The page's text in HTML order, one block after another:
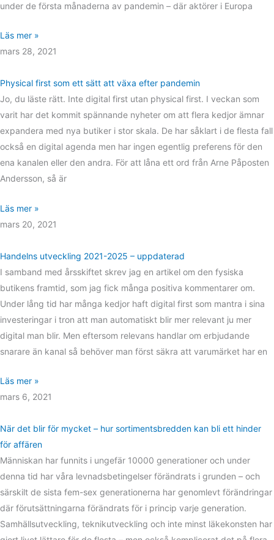
under de första månaderna av pandemin – där aktörer i Europa
Läs mer »
mars 28, 2021
Physical first som ett sätt att växa efter pandemin
Jo, du läste rätt. Inte digital first utan physical first. I veckan som
varit har det kommit spännande nyheter om att flera kedjor ämnar
expandera med nya butiker i stor skala. De har såklart i de flesta fall
också en digital agenda men har ingen egentlig preferens för den
ena kanalen eller den andra. För att låna ett ord från Arne Påposten
Andersson, så är
Läs mer »
mars 20, 2021
Handelns utveckling 2021-2025 – uppdaterad
I samband med årsskiftet skrev jag en artikel om den fysiska
butikens framtid, som jag fick många positiva kommentarer om.
Under lång tid har många kedjor haft digital first som mantra i sina
investeringar i tron att man automatiskt blir mer relevant ju mer
digital man blir. Men eftersom relevans handlar om erbjudande
snarare än kanal så behöver man först säkra att varumärket har en
Läs mer »
mars 6, 2021
När det blir för mycket – hur sortimentsbredden kan bli ett hinder
för affären
Människan har funnits i ungefär 10000 generationer och under
denna tid har våra levnadsbetingelser förändrats i grunden – och
särskilt de sista fem-sex generationerna har genomlevt förändringar
där förutsättningarna förändrats för i princip varje generation.
Samhällsutveckling, teknikutveckling och inte minst läkekonsten har